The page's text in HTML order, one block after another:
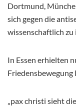
Dortmund,
sich gegen die
wissenschaftlich zu
In Essen erhielten
Friedensbewegung
„pax christi sieht